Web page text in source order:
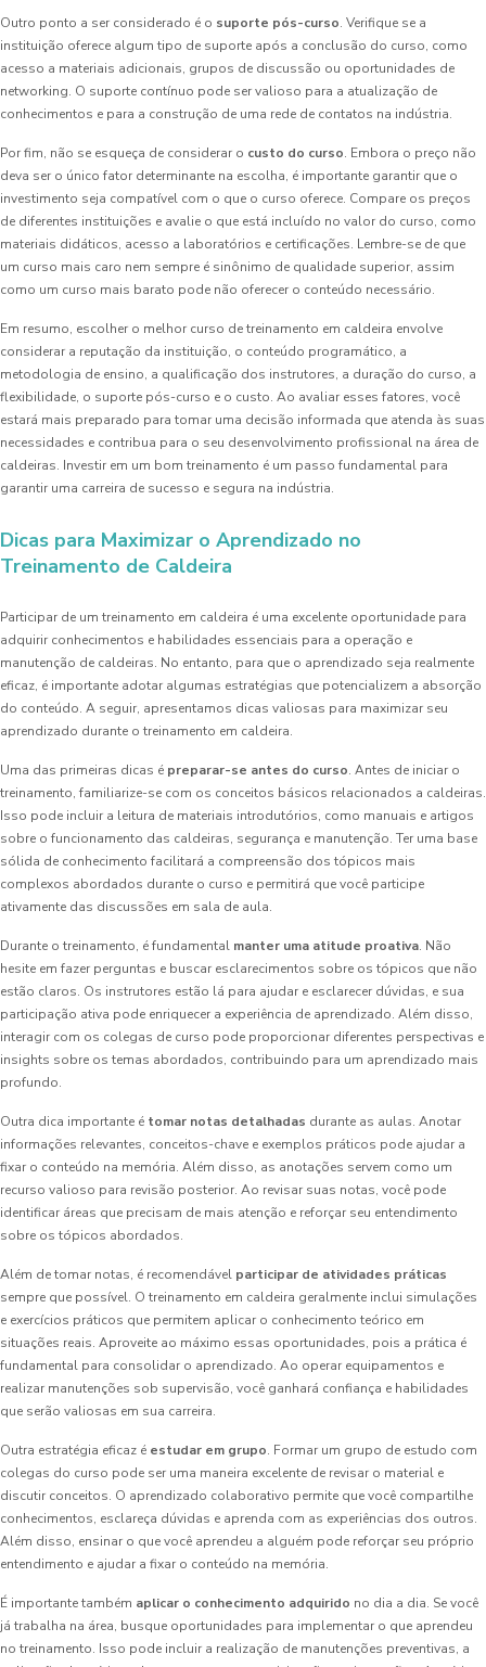
Outro ponto a ser considerado é o suporte pós-curso. Verifique se a
instituição oferece algum tipo de suporte após a conclusão do curso, como
acesso a materiais adicionais, grupos de discussão ou oportunidades de
networking. O suporte contínuo pode ser valioso para a atualização de
conhecimentos e para a construção de uma rede de contatos na indústria.
Por fim, não se esqueça de considerar o custo do curso. Embora o preço não
deva ser o único fator determinante na escolha, é importante garantir que o
investimento seja compatível com o que o curso oferece. Compare os preços
de diferentes instituições e avalie o que está incluído no valor do curso, como
materiais didáticos, acesso a laboratórios e certificações. Lembre-se de que
um curso mais caro nem sempre é sinônimo de qualidade superior, assim
como um curso mais barato pode não oferecer o conteúdo necessário.
Em resumo, escolher o melhor curso de treinamento em caldeira envolve
considerar a reputação da instituição, o conteúdo programático, a
metodologia de ensino, a qualificação dos instrutores, a duração do curso, a
flexibilidade, o suporte pós-curso e o custo. Ao avaliar esses fatores, você
estará mais preparado para tomar uma decisão informada que atenda às suas
necessidades e contribua para o seu desenvolvimento profissional na área de
caldeiras. Investir em um bom treinamento é um passo fundamental para
garantir uma carreira de sucesso e segura na indústria.
Dicas para Maximizar o Aprendizado no
Treinamento de Caldeira
Participar de um treinamento em caldeira é uma excelente oportunidade para
adquirir conhecimentos e habilidades essenciais para a operação e
manutenção de caldeiras. No entanto, para que o aprendizado seja realmente
eficaz, é importante adotar algumas estratégias que potencializem a absorção
do conteúdo. A seguir, apresentamos dicas valiosas para maximizar seu
aprendizado durante o treinamento em caldeira.
Uma das primeiras dicas é preparar-se antes do curso. Antes de iniciar o
treinamento, familiarize-se com os conceitos básicos relacionados a caldeiras.
Isso pode incluir a leitura de materiais introdutórios, como manuais e artigos
sobre o funcionamento das caldeiras, segurança e manutenção. Ter uma base
sólida de conhecimento facilitará a compreensão dos tópicos mais
complexos abordados durante o curso e permitirá que você participe
ativamente das discussões em sala de aula.
Durante o treinamento, é fundamental manter uma atitude proativa. Não
hesite em fazer perguntas e buscar esclarecimentos sobre os tópicos que não
estão claros. Os instrutores estão lá para ajudar e esclarecer dúvidas, e sua
participação ativa pode enriquecer a experiência de aprendizado. Além disso,
interagir com os colegas de curso pode proporcionar diferentes perspectivas e
insights sobre os temas abordados, contribuindo para um aprendizado mais
profundo.
Outra dica importante é tomar notas detalhadas durante as aulas. Anotar
informações relevantes, conceitos-chave e exemplos práticos pode ajudar a
fixar o conteúdo na memória. Além disso, as anotações servem como um
recurso valioso para revisão posterior. Ao revisar suas notas, você pode
identificar áreas que precisam de mais atenção e reforçar seu entendimento
sobre os tópicos abordados.
Além de tomar notas, é recomendável participar de atividades práticas
sempre que possível. O treinamento em caldeira geralmente inclui simulações
e exercícios práticos que permitem aplicar o conhecimento teórico em
situações reais. Aproveite ao máximo essas oportunidades, pois a prática é
fundamental para consolidar o aprendizado. Ao operar equipamentos e
realizar manutenções sob supervisão, você ganhará confiança e habilidades
que serão valiosas em sua carreira.
Outra estratégia eficaz é estudar em grupo. Formar um grupo de estudo com
colegas do curso pode ser uma maneira excelente de revisar o material e
discutir conceitos. O aprendizado colaborativo permite que você compartilhe
conhecimentos, esclareça dúvidas e aprenda com as experiências dos outros.
Além disso, ensinar o que você aprendeu a alguém pode reforçar seu próprio
entendimento e ajudar a fixar o conteúdo na memória.
É importante também aplicar o conhecimento adquirido no dia a dia. Se você
já trabalha na área, busque oportunidades para implementar o que aprendeu
no treinamento. Isso pode incluir a realização de manutenções preventivas, a